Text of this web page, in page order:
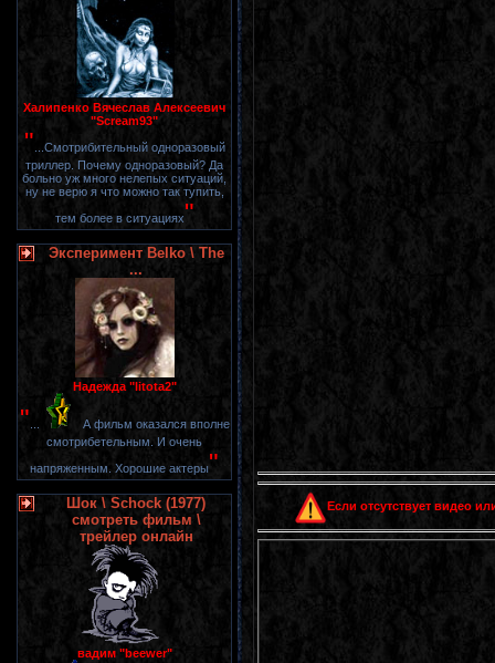
Халипенко Вячеслав Алексеевич
"Scream93"
" ...Смотрибительный одноразовый
триллер. Почему одноразовый? Да
больно уж много нелепых ситуаций,
ну не верю я что можно так тупить,
тем более в ситуациях"
Эксперимент Belko \ The
...
Надежда "litota2"
"
А фильм оказался вполне
смотрибетельным. И очень
напряженным. Хорошие актеры"
Шок \ Schock (1977)
смотреть фильм \
трейлер онлайн
вадим "beewer"
Если отсутствует видео